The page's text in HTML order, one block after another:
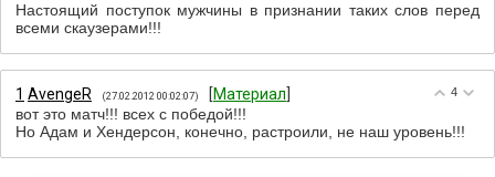
Настоящий поступок мужчины в признании таких слов перед
всеми скаузерами!!!
4
1 АvengeR (27.02.2012 00:02:07) [Материал
вот это матч!!! всех с победой!!!
Но Адам и Хендерсон, конечно, растроили, не наш уровень!!!